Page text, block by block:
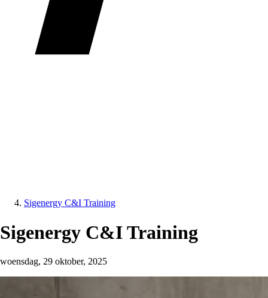
Sigenergy C&I Training
Sigenergy C&I Training
woensdag, 29 oktober, 2025